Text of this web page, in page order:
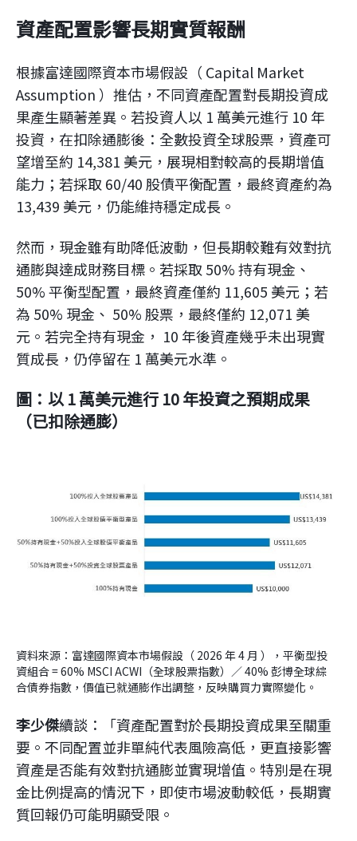
資產配置影響長期實質報酬
根據富達國際資本市場假設（ Capital Market
Assumption ）推估，不同資產配置對長期投資成
果產生顯著差異。若投資人以 1 萬美元進行 10 年
投資，在扣除通膨後：全數投資全球股票，資產可
望增至約 14,381 美元，展現相對較高的長期增值
能力；若採取 60/40 股債平衡配置，最終資產約為
13,439 美元，仍能維持穩定成長。
然而，現金雖有助降低波動，但長期較難有效對抗
通膨與達成財務目標。若採取 50% 持有現金、
50% 平衡型配置，最終資產僅約 11,605 美元；若
為 50% 現金、 50% 股票，最終僅約 12,071 美
元。若完全持有現金， 10 年後資產幾乎未出現實
質成長，仍停留在 1 萬美元水準。
圖：以 1 萬美元進行 10 年投資之預期成果
（已扣除通膨）
資料來源：富達國際資本市場假設（ 2026 年 4 月 ），平衡型投
資組合 = 60% MSCI ACWI（全球股票指數）／ 40% 彭博全球綜
合債券指數，價值已就通膨作出調整，反映購買力實際變化。
李少傑續談：「資產配置對於長期投資成果至關重
要。不同配置並非單純代表風險高低，更直接影響
資產是否能有效對抗通膨並實現增值。特別是在現
金比例提高的情況下，即使市場波動較低，長期實
質回報仍可能明顯受限。